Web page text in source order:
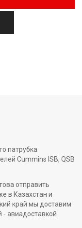
патрубка
Cummins ISB, QSB
отправить
в Казахстан и
край мы доставим
авиадоставкой.